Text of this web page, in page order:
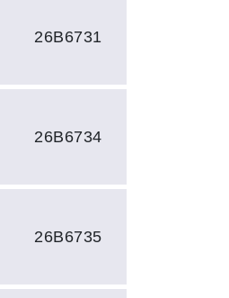
26B6731
26B6734
26B6735